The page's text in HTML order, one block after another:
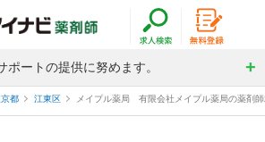
ポートの提供に努めます。
都 江東区 メイプル薬局 有限会社メイプル薬局の薬剤